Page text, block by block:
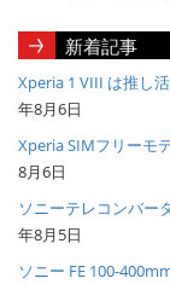
新着記事
Xperia 1 VIII は推し
年8月6日
Xperia SIMフリーモ
8月6日
ソニーテレコンバー
年8月5日
ソニー FE 100-